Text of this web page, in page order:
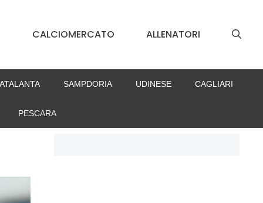
CALCIOMERCATO ALLENATORI
SAMPDORIA UDINESE CAGLIARI
PESCARA